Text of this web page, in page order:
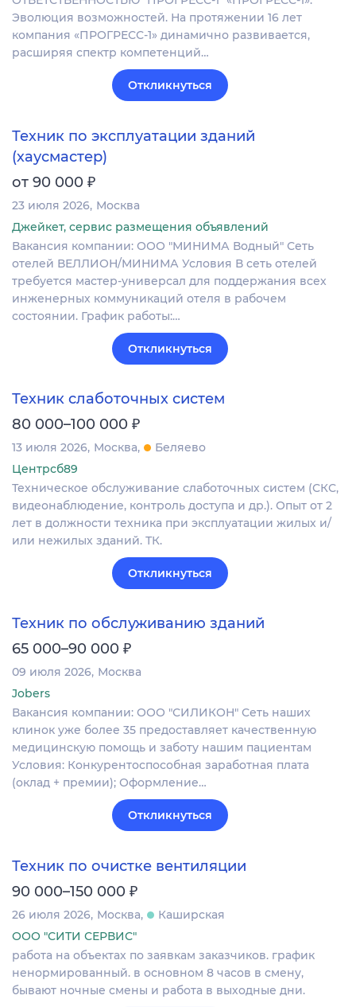
Эволюция возможностей. На протяжении 16 лет
компания «ПРОГРЕСС-1» динамично развивается,
расширяя спектр компетенций…
Откликнуться
Техник по эксплуатации зданий
(хаусмастер)
от 90 000 ₽
23 июля 2026 Москва
Джейкет, сервис размещения объявлений
Вакансия компании: ООО "МИНИМА Водный" Сеть
отелей ВЕЛЛИОН/МИНИМА Условия В сеть отелей
требуется мастер-универсал для поддержания всех
инженерных коммуникаций отеля в рабочем
состоянии. График работы:…
Откликнуться
Техник слаботочных систем
80 000–100 000 ₽
13 июля 2026 Москва
Беляево
Центрсб89
Техническое обслуживание слаботочных систем (СКС,
видеонаблюдение, контроль доступа и др.). Опыт от 2
лет в должности техника при эксплуатации жилых и/
или нежилых зданий. ТК.
Откликнуться
Техник по обслуживанию зданий
65 000–90 000 ₽
09 июля 2026 Москва
Jobers
Вакансия компании: ООО "СИЛИКОН" Сеть наших
клинок уже более 35 предоставляет качественную
медицинскую помощь и заботу нашим пациентам
Условия: Конкурентоспособная заработная плата
(оклад + премии); Оформление…
Откликнуться
Техник по очистке вентиляции
90 000–150 000 ₽
26 июля 2026 Москва
Каширская
ООО "СИТИ СЕРВИС"
работа на объектах по заявкам заказчиков. график
ненормированный. в основном 8 часов в смену,
бывают ночные смены и работа в выходные дни.